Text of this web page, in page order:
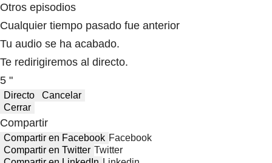
Otros episodios
Cualquier tiempo pasado fue anterior
Tu audio se ha acabado.
Te redirigiremos al directo.
5 "
Directo
Cancelar
Cerrar
Compartir
Compartir en Facebook Facebook
Compartir en Twitter Twitter